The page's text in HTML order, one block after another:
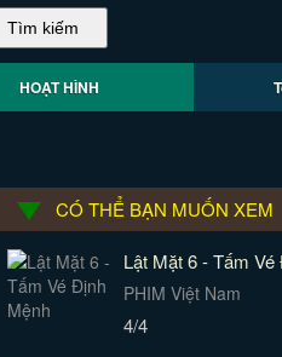
HOẠT HÌNH
CÓ THỂ BẠN MUỐN XEM
Lật Mặt 6 - Tấm
PHIM Việt Nam
4/4